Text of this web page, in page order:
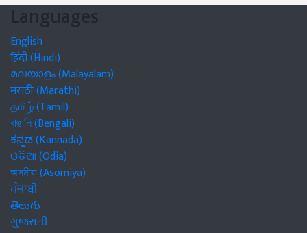
Languages
English
हिंदी (Hindi)
മലയാളം (Malayalam)
मराठी (Marathi)
தமிழ் (Tamil)
বাঙালি (Bengali)
ಕನ್ನಡ (Kannada)
ଓଡିଆ (Odia)
অসমীয়া (Asomiya)
ਪੰਜਾਬੀ
తెలుగు
ગુજરાતી